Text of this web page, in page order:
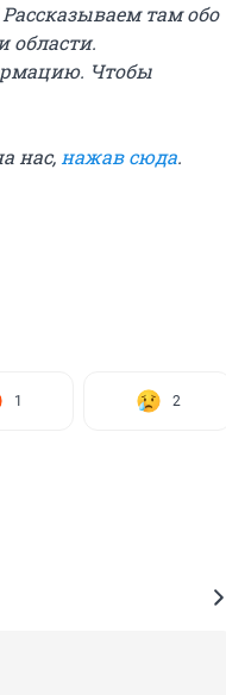
там обо
области.
Чтобы
нас, нажав сюда.
1 2